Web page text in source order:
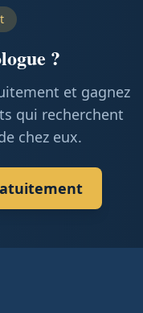
?
et gagnez
qui recherchent
chez eux.